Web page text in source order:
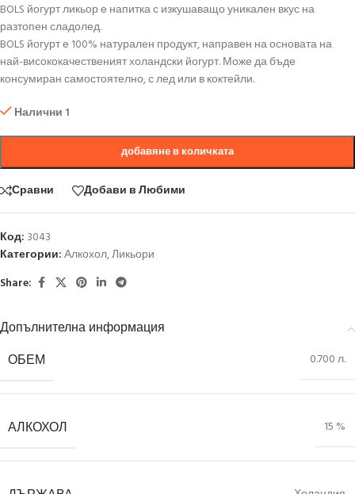
BOLS йогурт ликьор е напитка с изкушаващо уникален вкус на
разтопен сладолед.
BOLS йогурт е 100% натурален продукт, направен на основата на
най-висококачественият холандски йогурт. Може да бъде
консумиран самостоятелно, с лед или в коктейли.
Налични 1
добавяне в количката
Сравни Добави в Любими
Код: 3043
Категории:Алкохол,Ликьори
Share:
Допълнителна информация
ОБЕМ 0.700 л.
АЛКОХОЛ 15 %